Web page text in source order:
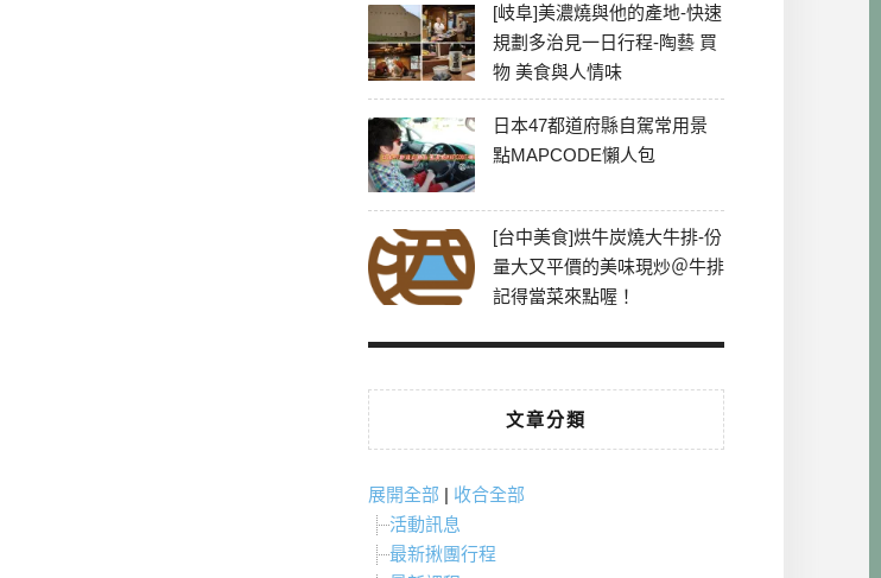
[岐阜]美濃燒與他的產地-快速
規劃多治見一日行程-陶藝 買
物 美食與人情味
日本47都道府縣自駕常用景
點MAPCODE懶人包
[台中美食]烘牛炭燒大牛排-份
量大又平價的美味現炒＠牛排
記得當菜來點喔！
文章分類
展開全部 | 收合全部
活動訊息
最新揪團行程